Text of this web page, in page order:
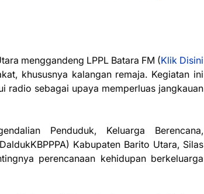
menggandeng LPPL Batara FM (Klik Disini
khususnya kalangan remaja. Kegiatan ini
radio sebagai upaya memperluas jangkauan
Penduduk, Keluarga Berencana,
Kabupaten Barito Utara, Silas
perencanaan kehidupan berkeluarga